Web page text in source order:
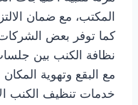
المكتب، مع ضمان
كما توفر بعض
نظافة الكنب بين
مع البقع وتهوية
خدمات تنظيف الكنب